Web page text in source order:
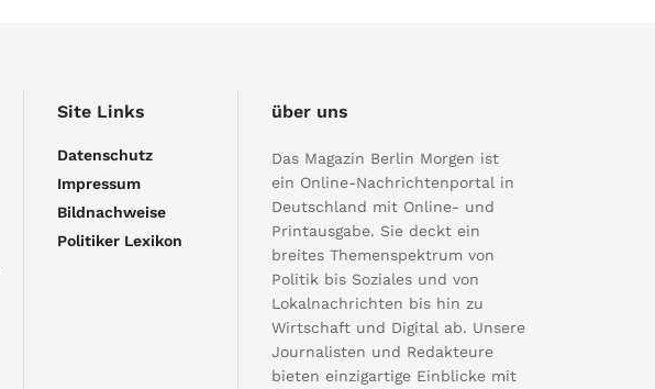
Site Links
Datenschutz
Impressum
Bildnachweise
Politiker Lexikon
über uns
Das Magazin Berlin Morgen ist
ein Online-Nachrichtenportal in
Deutschland mit Online- und
Printausgabe. Sie deckt ein
breites Themenspektrum von
Politik bis Soziales und von
Lokalnachrichten bis hin zu
Wirtschaft und Digital ab. Unsere
Journalisten und Redakteure
bieten einzigartige Einblicke mit